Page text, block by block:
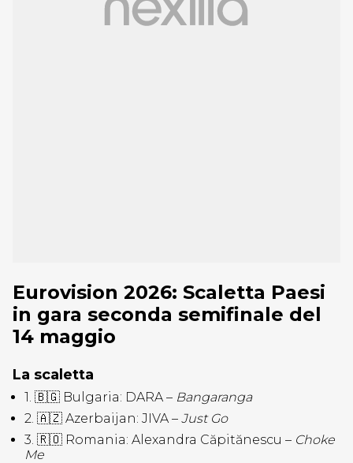
Eurovision 2026: Scaletta Paesi
in gara seconda semifinale del
14 maggio
La scaletta
1. 🇧🇬 Bulgaria: DARA – Bangaranga
2. 🇦🇿 Azerbaijan: JIVA – Just Go
3. 🇷🇴 Romania: Alexandra Căpitănescu – Choke
Me